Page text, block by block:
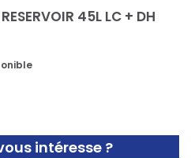
intéresse ?
45L LC + DH